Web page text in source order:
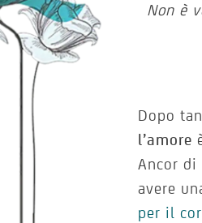
Non è
Dopo
l’amore
Ancor di
avere
per il